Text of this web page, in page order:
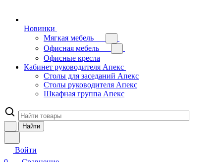
Новинки
Мягкая мебель
Офисная мебель
Офисные кресла
Кабинет руководителя Апекс
Столы для заседаний Апекс
Столы руководителя Апекс
Шкафная группа Апекс
Найти
Войти